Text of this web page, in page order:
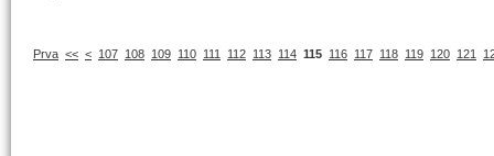
Prva << < 107 108 109 110 111 112 113 114 115 116 117 118 119 120 121